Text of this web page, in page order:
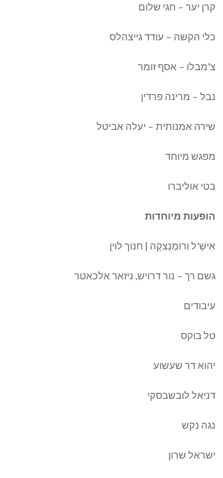
קרן יער – חגי שלום
כלי הקשה – עודד גייצהלס
צ'מבלו – אסף זומר
נבל – מרינה פרדין
שירה אמנותית – יעלה אביטל
מפגש מיוחד
בטי אוליברו
הופעות מיוחדות
אִישְׁ'ל ורוֹמַנְצקָה | חנוך לוין
גשם רך – נור דרויש, ניזאר אלכאטר
עיבודים
טל בוקס
יהוא דר שעשוע
דניאל לובשבסקי
נגה נקש
ישראל שרון